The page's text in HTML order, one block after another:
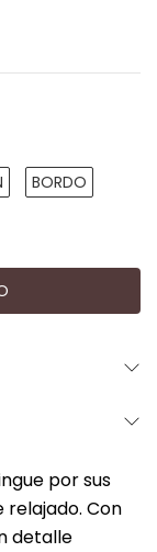
BORDO
por sus
Con
detalle